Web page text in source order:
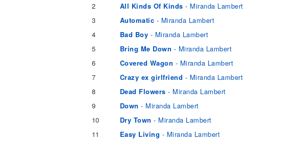
2
All Kinds Of Kinds - Miranda Lambert
3
Automatic - Miranda Lambert
4
Bad Boy - Miranda Lambert
5
Bring Me Down - Miranda Lambert
6
Covered Wagon - Miranda Lambert
7
Crazy ex girlfriend - Miranda Lambert
8
Dead Flowers - Miranda Lambert
9
Down - Miranda Lambert
10
Dry Town - Miranda Lambert
11
Easy Living - Miranda Lambert